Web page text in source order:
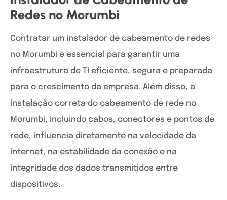
Redes no Morumbi
Contratar um instalador de cabeamento de redes
no Morumbi é essencial para garantir uma
infraestrutura de TI eficiente, segura e preparada
para o crescimento da empresa. Além disso, a
instalação correta do cabeamento de rede no
Morumbi, incluindo cabos, conectores e pontos de
rede, influencia diretamente na velocidade da
internet, na estabilidade da conexão e na
integridade dos dados transmitidos entre
dispositivos.